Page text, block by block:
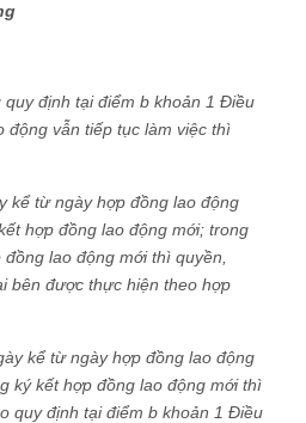
định tại điểm b khoản 1 Điều
động vẫn tiếp tục làm việc thì
kể từ ngày hợp đồng lao động
hợp đồng lao động mới; trong
lao động mới thì quyền,
bên được thực hiện theo hợp
kể từ ngày hợp đồng lao động
ký kết hợp đồng lao động mới thì
quy định tại điểm b khoản 1 Điều